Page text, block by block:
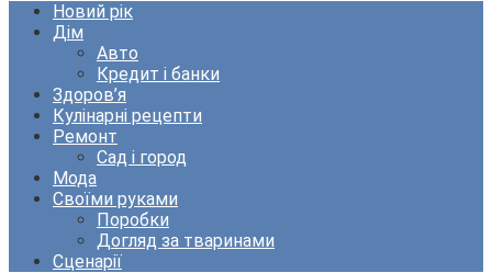
Новий рік
Дім
Авто
Кредит і банки
Здоров’я
Кулінарні рецепти
Ремонт
Сад і город
Мода
Своїми руками
Поробки
Догляд за тваринами
Сценарії